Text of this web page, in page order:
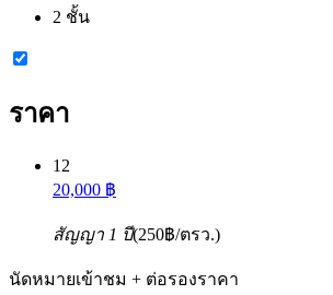
2 ชั้น
ราคา
12
20,000 ฿
สัญญา 1 ปี(250฿/ตรว.)
นัดหมายเข้าชม + ต่อรองราคา